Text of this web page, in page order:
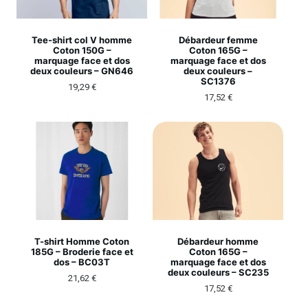
Tee-shirt col V homme
Coton 150G –
marquage face et dos
deux couleurs – GN646
19,29 €
Débardeur femme
Coton 165G –
marquage face et dos
deux couleurs –
SC1376
17,52 €
T-shirt Homme Coton
185G – Broderie face et
dos – BC03T
21,62 €
Débardeur homme
Coton 165G –
marquage face et dos
deux couleurs – SC235
17,52 €